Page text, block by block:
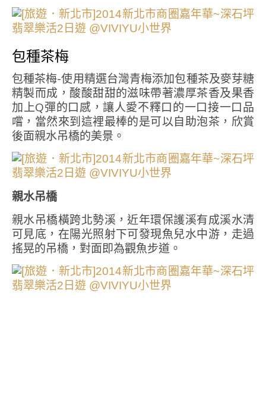
包種茶梅
包種茶梅-使用精選台灣青梅添加包種茶及麥芽糖
精製而成，酸酸甜甜的滋味帶著濃厚茶香及果香
加上Q彈的口感，讓人愛不釋口的一口接一口品
嚐，當然來到這裡最棒的是可以自助泡茶，欣賞
後面親水吊橋的美景。
親水吊橋
親水吊橋橫跨北勢溪，近年環保護溪有成溪水清
可見底，在陽光照射下可發現魚兒水中游，走過
搖晃的吊橋，對面即為觀魚步道。